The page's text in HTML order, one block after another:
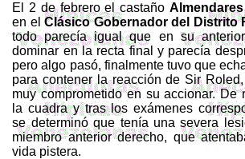
El 2 de febrero el castañoAlmendares
en elClásico Gobernador del Distrito
todo parecía igual que en su
dominar en la recta final y parecía
pero algo pasó, finalmente tuvo que
para contener la reacción de Sir Roled
muy comprometido en su accionar. De
la cuadra y tras los exámenes
se determinó que tenía una severa
miembro anterior derecho, que
vida pistera.